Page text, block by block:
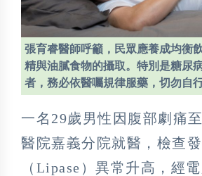
張育睿醫師呼籲，民眾應養成均衡
精與油膩食物的攝取。特別是糖尿
者，務必依醫囑規律服藥，切勿自行
一名29歲男性因腹部劇痛
醫院嘉義分院就醫，檢查
（Lipase）異常升高，經